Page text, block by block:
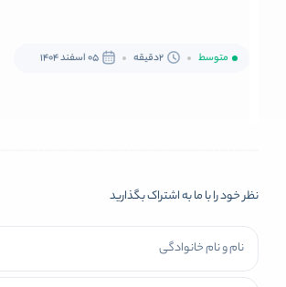
متوسط 2دقیقه 05 اسفند 1404
نظر خود را با ما به اشتراک بگذارید